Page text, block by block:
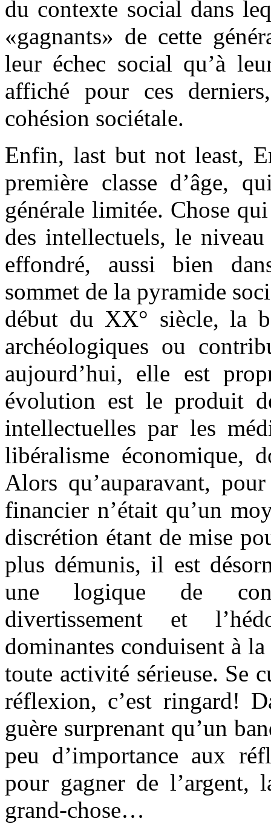
du contexte social dans
«gagnants» de cette
leur échec social qu’à
affiché pour ces
cohésion sociétale.
Enfin, last but not least,
première classe d’âge,
générale limitée. Chose
des intellectuels, le
effondré, aussi bien
sommet de la pyramide
début du XX° siècle, la
archéologiques ou
aujourd’hui, elle est
évolution est le produit
intellectuelles par les
libéralisme économique,
Alors qu’auparavant,
financier n’était qu’un
discrétion étant de mise
plus démunis, il est
une logique de
divertissement et
dominantes conduisent à
toute activité sérieuse. Se
réflexion, c’est ringard!
guère surprenant qu’un
peu d’importance aux
pour gagner de l’argent,
grand-chose…